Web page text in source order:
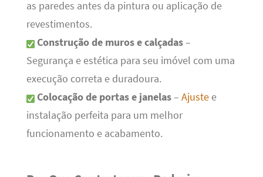
as paredes antes da pintura ou aplicação de
revestimentos.
Construção de muros e calçadas–
Segurança e estética para seu imóvel com uma
execução correta e duradoura.
Colocação de portas e janelas– Ajustee
instalação perfeita para um melhor
funcionamento e acabamento.